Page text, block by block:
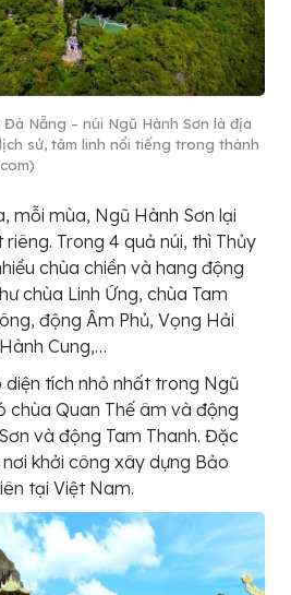
Nẵng – núi Ngũ Hành Sơn là địa
sử, tâm linh nổi tiếng trong thành
mỗi mùa, Ngũ Hành Sơn lại
Trong 4 quả núi, thì Thủy
chùa chiền và hang động
chùa Linh Ứng, chùa Tam
động Âm Phủ, Vọng Hải
Cung,…
diện tích nhỏ nhất trong Ngũ
chùa Quan Thế âm và động
và động Tam Thanh. Đặc
khởi công xây dựng Bảo
tại Việt Nam.